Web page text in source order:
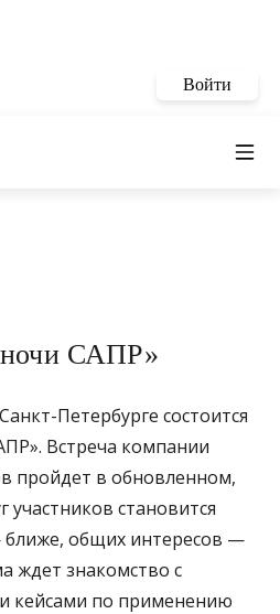
Войти
САПР»
Петербурге состоится
Встреча компании
пройдет в обновленном,
участников становится
общих интересов —
ждет знакомство с
кейсами по применению